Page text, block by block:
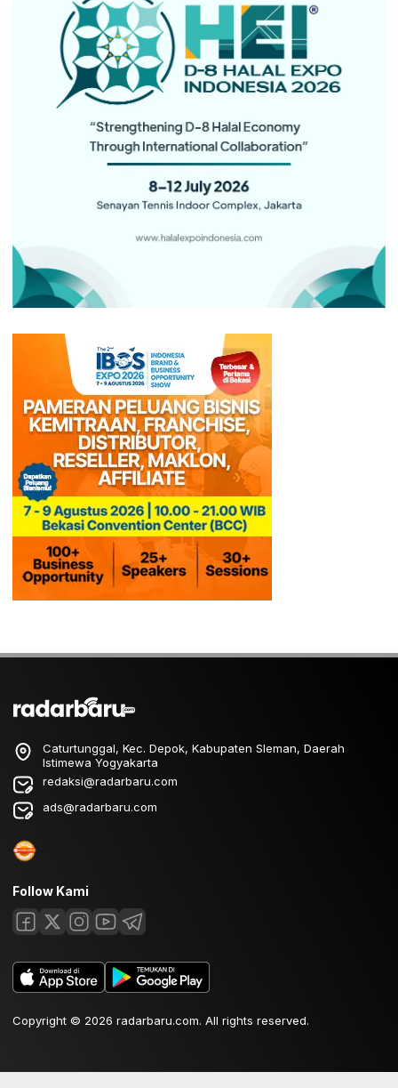
Caturtunggal, Kec. Depok, Kabupaten Sleman, Daerah
Istimewa Yogyakarta
redaksi@radarbaru.com
ads@radarbaru.com
Follow Kami
Copyright © 2026 radarbaru.com. All rights reserved.